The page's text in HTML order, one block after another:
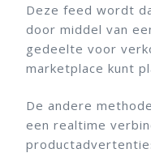
Deze feed wordt
door middel van
gedeelte voor
marketplace kunt
De andere
een realtime